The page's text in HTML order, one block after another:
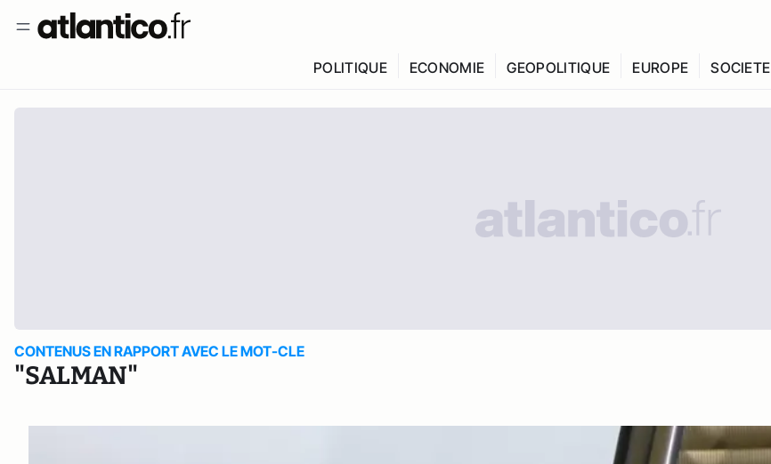
POLITIQUE ECONOMIE GEOPOLITIQUE EUROPE SOCIETE
CONTENUS EN RAPPORT AVEC LE MOT-CLE
"SALMAN"